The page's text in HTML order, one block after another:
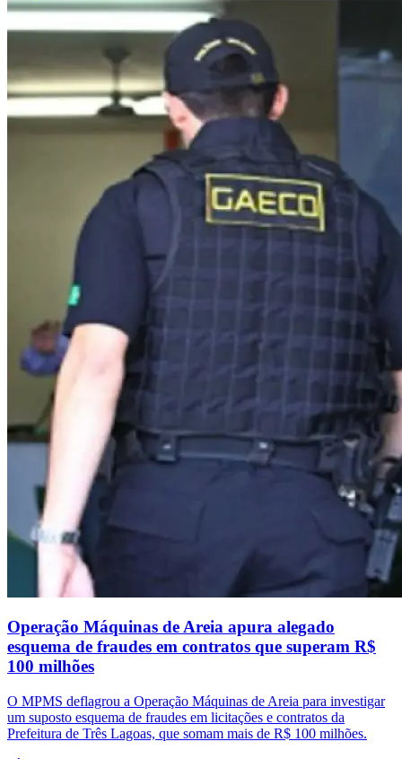
Operação Máquinas de Areia apura alegado
esquema de fraudes em contratos que superam R$
100 milhões
O MPMS deflagrou a Operação Máquinas de Areia para investigar
um suposto esquema de fraudes em licitações e contratos da
Prefeitura de Três Lagoas, que somam mais de R$ 100 milhões.